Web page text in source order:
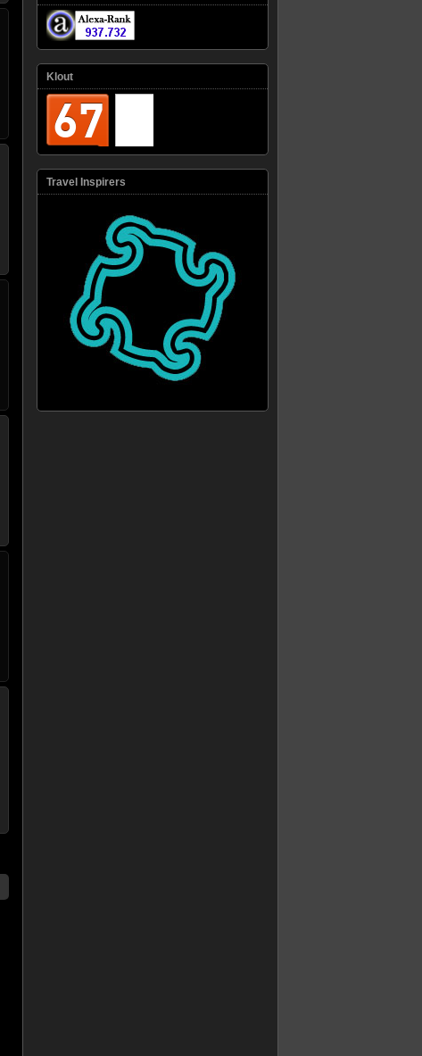
Klout
Travel Inspirers